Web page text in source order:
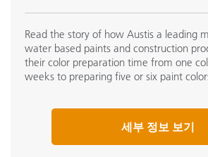
Read the story of how Austis a leading
water based paints and construction
their color preparation time from one
weeks to preparing five or six paint
세부 정보 보기